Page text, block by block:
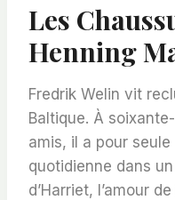
Les
Henning
Fredrik Welin vit
Baltique. À
amis, il a pour
quotidienne dans
d’Harriet, l’amour